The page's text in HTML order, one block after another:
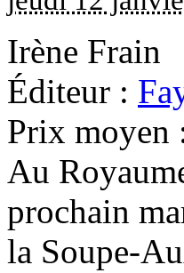
Irène Frain
Éditeur :
Prix moyen
Au
prochain
la Soupe-